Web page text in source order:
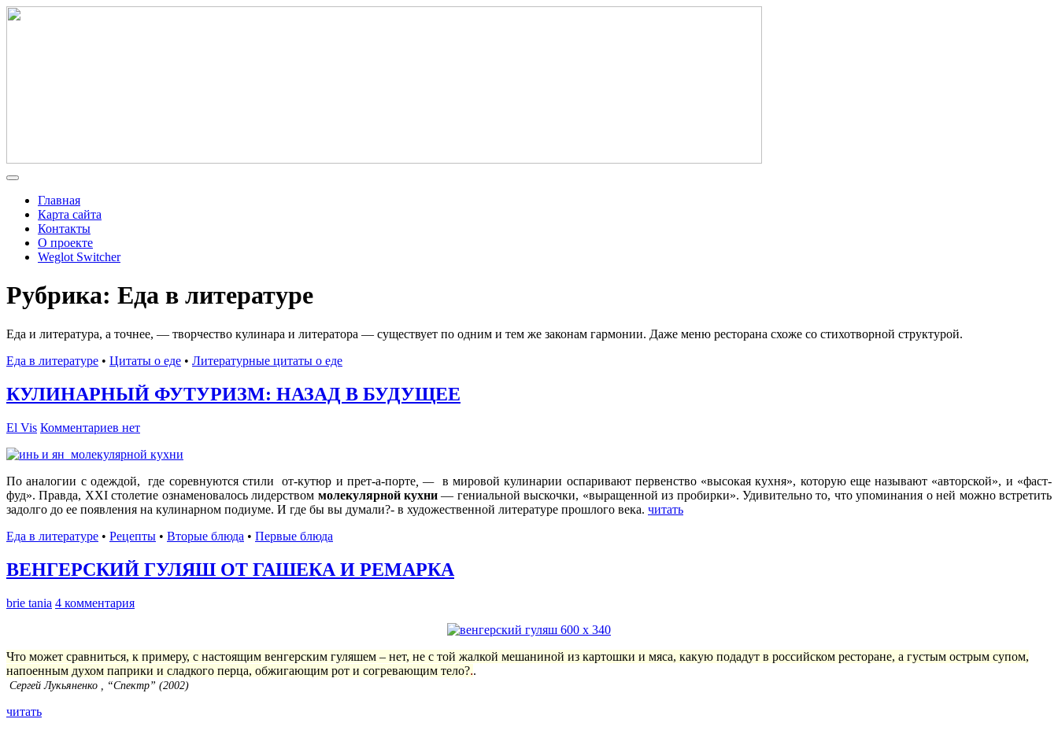
Главная
Карта сайта
Контакты
О проекте
Weglot Switcher
Рубрика: Еда в литературе
Еда и литература, а точнее, — творчество кулинара и литератора — существует по одним и тем же законам гармонии. Даже меню ресторана схоже со стихотворной структурой.
Еда в литературе • Цитаты о еде • Литературные цитаты o еде
КУЛИНАРНЫЙ ФУТУРИЗМ: НАЗАД В БУДУЩЕЕ
El Vis Комментариев нет
По аналогии с одеждой, где соревнуются стили от-кутюр и прет-а-порте, — в мировой кулинарии оспаривают первенство «высокая кухня», которую еще называют «авторской», и «фаст-
фуд». Правда, XXI столетие ознаменовалось лидерством молекулярной кухни — гениальной выскочки, «выращенной из пробирки». Удивительно то, что упоминания о ней можно встретить
задолго до ее появления на кулинарном подиуме. И где бы вы думали?- в художественной литературе прошлого века. читать
Еда в литературе • Рецепты • Вторые блюда • Первые блюда
ВЕНГЕРСКИЙ ГУЛЯШ ОТ ГАШЕКА И РЕМАРКА
brie tania 4 комментария
Что может сравниться, к примеру, с настоящим венгерским гуляшем – нет, не с той жалкой мешаниной из картошки и мяса, какую подадут в российском ресторане, а густым острым супом,
напоенным духом паприки и сладкого перца, обжигающим рот и согревающим тело?..
Сергей Лукьяненко , “Спектр” (2002)
читать